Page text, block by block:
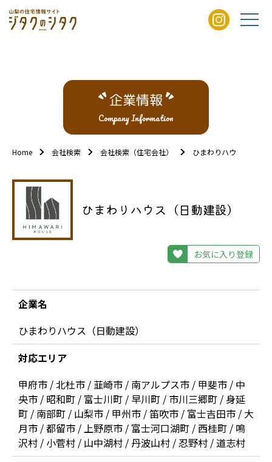
企業情報
Company Information
Home 会社検索 会社検索（住宅会社） ひまわりハウス（日動
ひまわりハウス（日動建設）
お気に入り登録
企業名
ひまわりハウス（日動建設）
対応エリア
甲府市 / 北杜市 / 韮崎市 / 南アルプス市 / 甲斐市 / 中
央市 / 昭和町 / 富士川町 / 早川町 / 市川三郷町 / 身延
町 / 南部町 / 山梨市 / 甲州市 / 笛吹市 / 富士吉田市 / 大
月市 / 都留市 / 上野原市 / 富士河口湖町 / 西桂町 / 鳴
沢村 / 小菅村 / 山中湖村 / 丹波山村 / 忍野村 / 道志村